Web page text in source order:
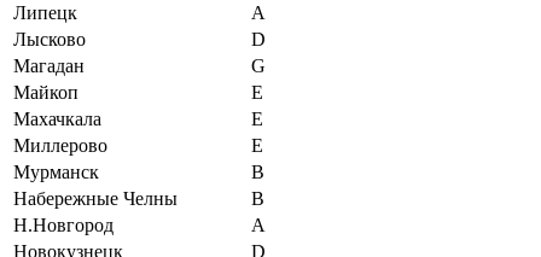
Липецк
A
Лысково
D
Магадан
G
Майкоп
E
Махачкала
E
Миллерово
E
Мурманск
B
Набережные Челны
B
Н.Новгород
A
Новокузнецк
D